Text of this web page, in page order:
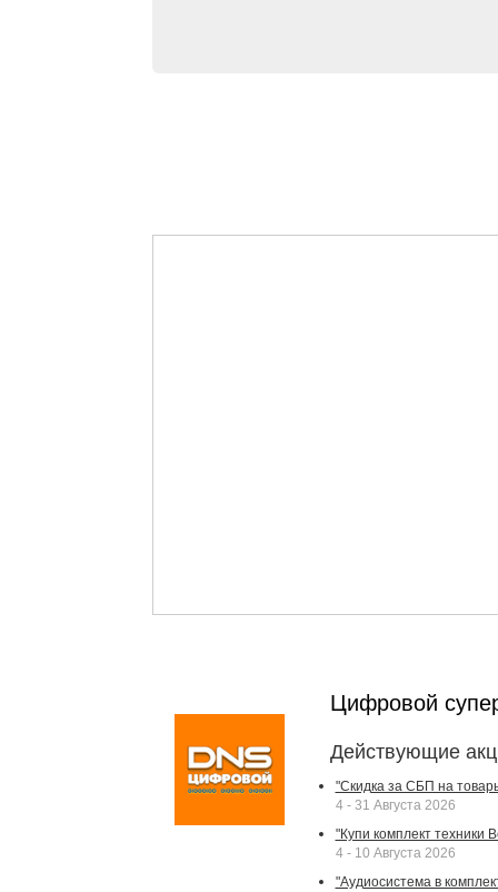
Цифровой
Действующие
"Скидка за СБП на
4 - 31 Августа 2026
"Купи комплект техники
4 - 10 Августа 2026
"Аудиосистема в